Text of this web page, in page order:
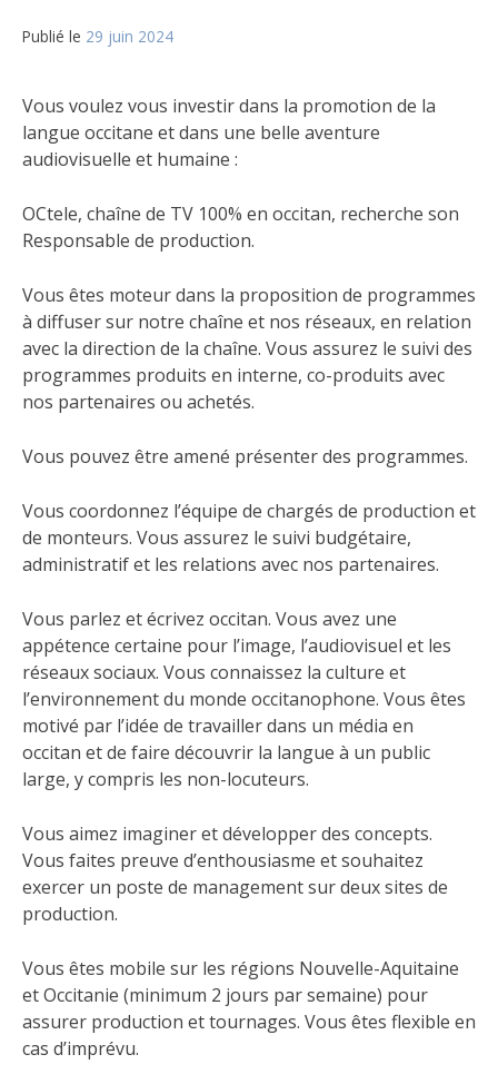
Publié le 29 juin 2024
Vous voulez vous investir dans la promotion de la
langue occitane et dans une belle aventure
audiovisuelle et humaine :
OCtele, chaîne de TV 100% en occitan, recherche son
Responsable de production.
Vous êtes moteur dans la proposition de programmes
à diffuser sur notre chaîne et nos réseaux, en relation
avec la direction de la chaîne. Vous assurez le suivi des
programmes produits en interne, co-produits avec
nos partenaires ou achetés.
Vous pouvez être amené présenter des programmes.
Vous coordonnez l’équipe de chargés de production et
de monteurs. Vous assurez le suivi budgétaire,
administratif et les relations avec nos partenaires.
Vous parlez et écrivez occitan. Vous avez une
appétence certaine pour l’image, l’audiovisuel et les
réseaux sociaux. Vous connaissez la culture et
l’environnement du monde occitanophone. Vous êtes
motivé par l’idée de travailler dans un média en
occitan et de faire découvrir la langue à un public
large, y compris les non-locuteurs.
Vous aimez imaginer et développer des concepts.
Vous faites preuve d’enthousiasme et souhaitez
exercer un poste de management sur deux sites de
production.
Vous êtes mobile sur les régions Nouvelle-Aquitaine
et Occitanie (minimum 2 jours par semaine) pour
assurer production et tournages. Vous êtes flexible en
cas d’imprévu.